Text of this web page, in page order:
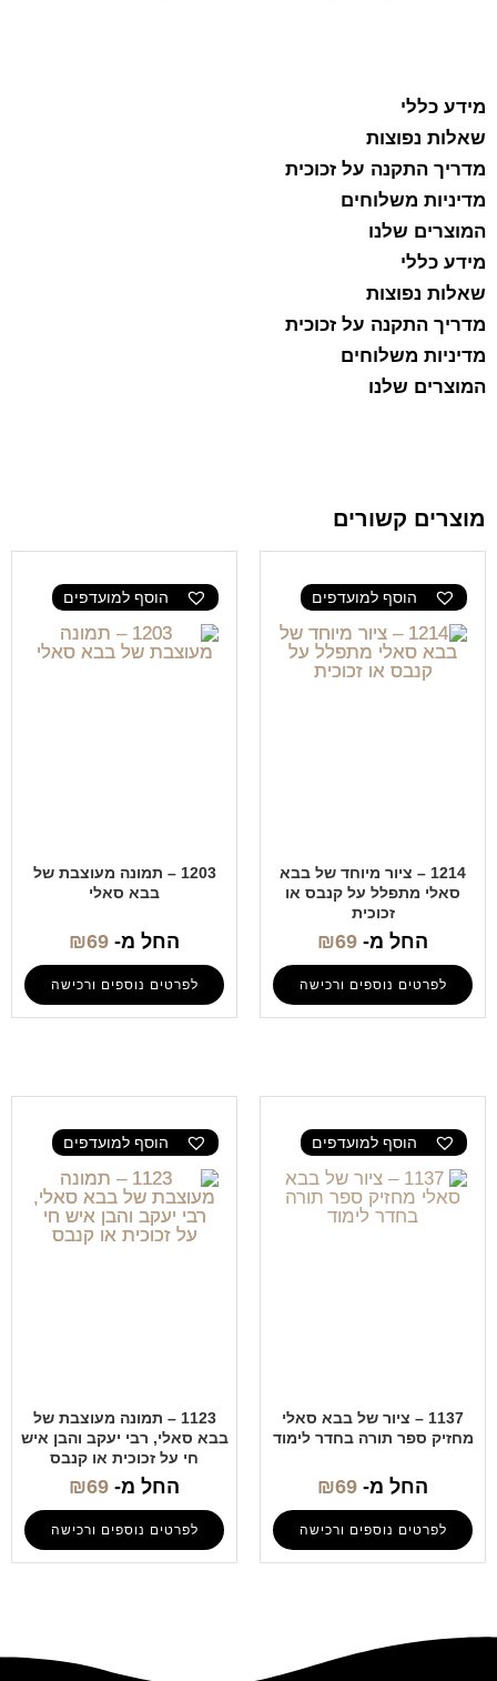
מידע כללי
שאלות נפוצות
מדריך התקנה על זכוכית
מדיניות משלוחים
המוצרים שלנו
מידע כללי
שאלות נפוצות
מדריך התקנה על זכוכית
מדיניות משלוחים
המוצרים שלנו
מוצרים קשורים
הוסף למועדפים
1214 – ציור מיוחד של בבא
סאלי מתפלל על קנבס או
זכוכית
החל מ- ₪69
לפרטים נוספים ורכישה
הוסף למועדפים
1203 – תמונה מעוצבת של
בבא סאלי
החל מ- ₪69
לפרטים נוספים ורכישה
הוסף למועדפים
1137 – ציור של בבא סאלי
מחזיק ספר תורה בחדר לימוד
החל מ- ₪69
לפרטים נוספים ורכישה
הוסף למועדפים
1123 – תמונה מעוצבת של
בבא סאלי, רבי יעקב והבן איש
חי על זכוכית או קנבס
החל מ- ₪69
לפרטים נוספים ורכישה